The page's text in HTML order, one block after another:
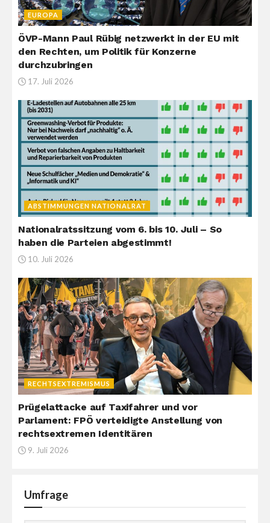
EUROPA
ÖVP-Mann Paul Rübig netzwerkt in der EU mit
den Rechten, um Politik für Konzerne
durchzubringen
17. Juli 2026
ABSTIMMUNGEN NATIONALRAT
Nationalratssitzung vom 6. bis 10. Juli – So
haben die Parteien abgestimmt!
10. Juli 2026
RECHTSEXTREMISMUS
Prügelattacke auf Taxifahrer und vor
Parlament: FPÖ verteidigte Anstellung von
rechtsextremen Identitären
9. Juli 2026
Umfrage